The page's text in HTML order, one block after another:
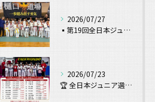
2026/07/27
▪️第19回全日本ジュニアテコンドー選手権 試合結果▪️
2026/07/23
🏆 全日本ジュニア選手権大会 出場！ 🥋